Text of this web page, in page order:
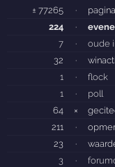
± 77265 ·
224
·
7
·
oude
32
·
1
·
flock
1
·
poll
64
×
211
·
23
·
3
·